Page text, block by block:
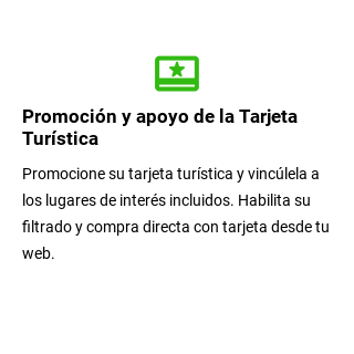
Promoción y apoyo de la Tarjeta
Turística
Promocione su tarjeta turística y vincúlela a
los lugares de interés incluidos. Habilita su
filtrado y compra directa con tarjeta desde tu
web.